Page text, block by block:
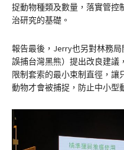
捉動物種類及數量，落實管控
治研究的基礎。
報告最後，Jerry也另對林務
誤捕台灣黑熊）提出改良建議
限制套索的最小束制直徑，讓
動物才會被捕捉，防止中小型